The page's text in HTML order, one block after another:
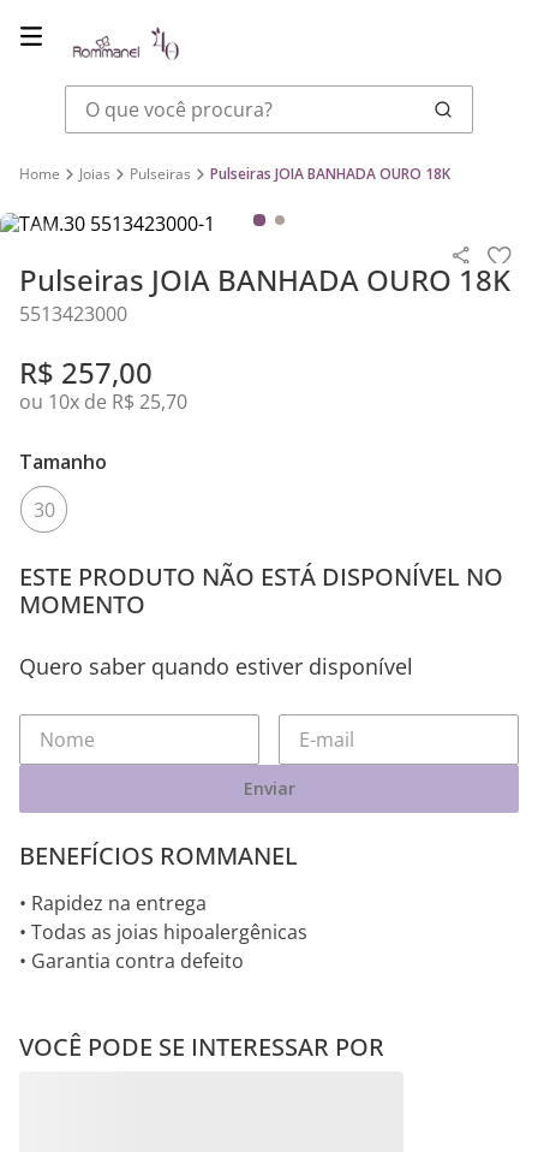
O que você procura?
Joias Pulseiras Pulseiras JOIA BANHADA OURO 18K
Pulseiras JOIA BANHADA OURO 18K
5513423000
R$ 257,00
ou 10x de R$ 25,70
Tamanho
30
ESTE PRODUTO NÃO ESTÁ DISPONÍVEL NO
MOMENTO
Quero saber quando estiver disponível
Enviar
BENEFÍCIOS ROMMANEL
• Rapidez na entrega
• Todas as joias hipoalergênicas
• Garantia contra defeito
VOCÊ PODE SE INTERESSAR POR